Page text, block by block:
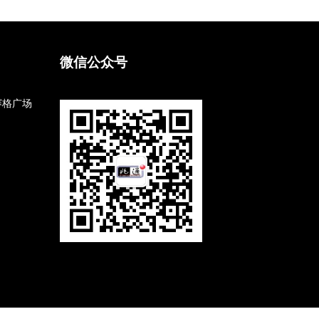
广场
微信公众号